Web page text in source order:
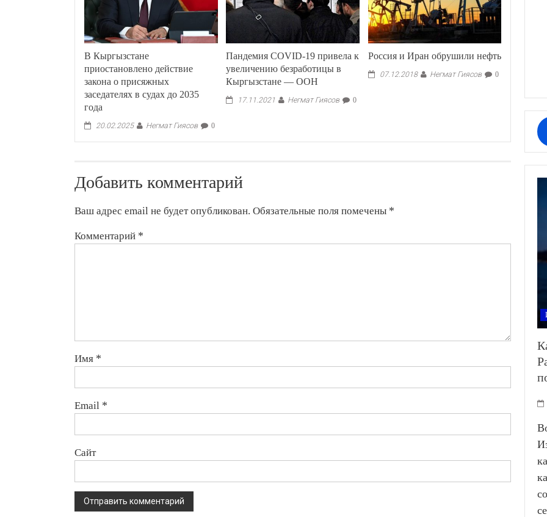
В Кыргызстане
приостановлено действие
закона о присяжных
заседателях в судах до 2035
года
20.02.2025 Негмат Гиясов 0
Пандемия COVID-19 привела к
увеличению безработицы в
Кыргызстане — ООН
17.11.2021 Негмат Гиясов 0
Россия и Иран обрушили нефть
07.12.2018 Негмат Гиясов 0
Добавить комментарий
Ваш адрес email не будет опубликован. Обязательные поля помечены *
Комментарий *
Имя *
Email *
Сайт